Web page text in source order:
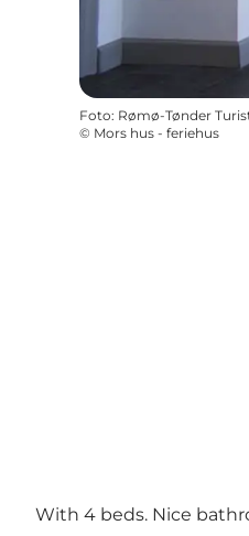
Foto: Rømø-Tønder
© Mors hus - feriehus
With 4 beds. Nice